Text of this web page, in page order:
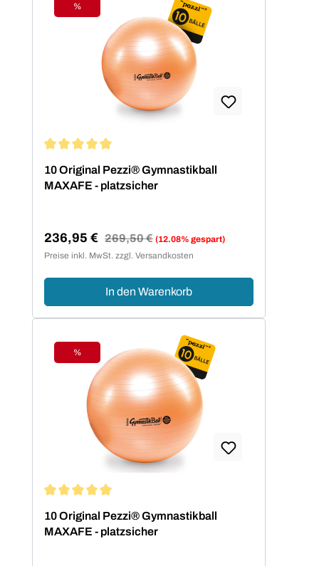
Rabatt
%
10 Original Pezzi® Gymnastikball
MAXAFE - platzsicher
Verkaufspreis:
236,95 € Regulärer Preis:
269,50 € (12.08% gespart)
Preise inkl. MwSt. zzgl. Versandkosten
In den Warenkorb
Rabatt
%
10 Original Pezzi® Gymnastikball
MAXAFE - platzsicher